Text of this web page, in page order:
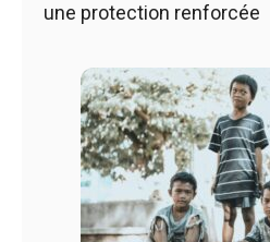
une protection renforcée